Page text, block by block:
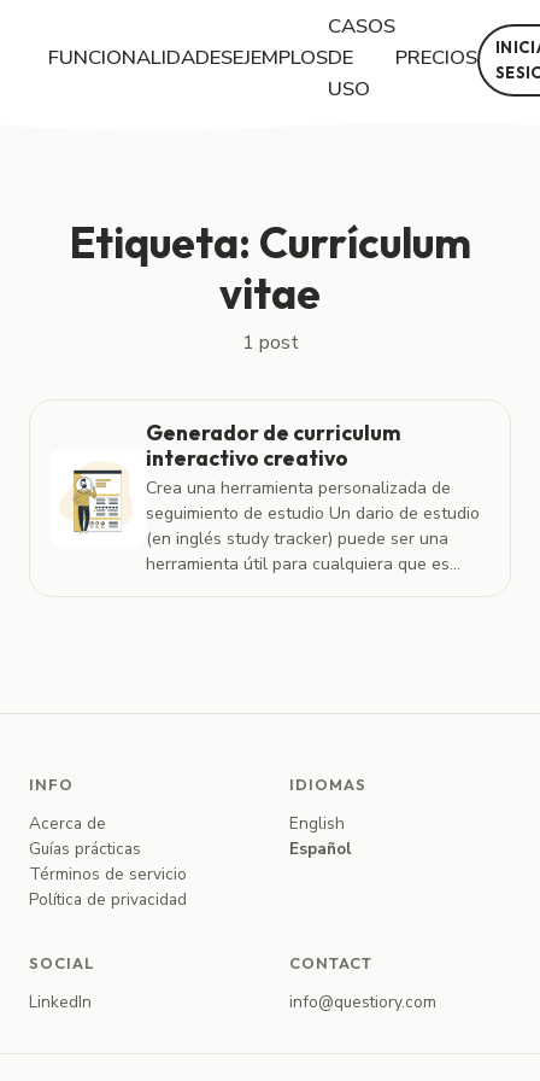
FUNCIONALIDADESEJEMPLOS
CASOS
DE
USO
PRECIOS
Etiqueta: Currículum
vitae
1 post
Generador de curriculum
interactivo creativo
Crea una herramienta personalizada de
seguimiento de estudio Un dario de estudio
(en inglés study tracker) puede ser una
herramienta útil para cualquiera que es...
INFO
Acerca de
Guías prácticas
Términos de servicio
Política de privacidad
IDIOMAS
English
Español
SOCIAL
LinkedIn
CONTACT
info@questiory.com